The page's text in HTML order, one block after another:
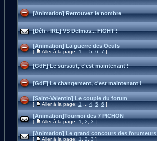
[Animation] Retrouvez le nombre
[Défi - IRL] VS Delmas... FIGHT !
[Animation] La guerre des Oeufs
[ Aller à la page:1...5,6,7]
[GdF] Le sursaut, c'est maintenant !
[GdF] Le changement, c'est maintenant !
[Saint-Valentin] Le couple du forum
[ Aller à la page:1...4,5,6]
[Animation]Tournoi des 7 PICHON
[ Aller à la page:1,2,3]
[Animation] Le grand concours des forumeurs
[ Aller à la page:1,2,3]